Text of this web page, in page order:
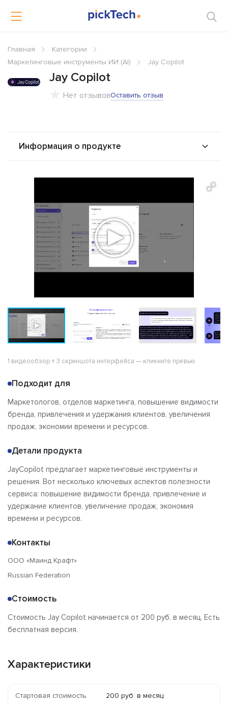
Главная
Категории
Маркетинговые инструменты ИИ (AI)
Jay Copilot
Jay Copilot
Нет отзывовОставить отзыв
Информация о продукте
Альтернативы
Сравнения
Отзывы
1 видеообзор + 3 скриншота интерфейса — кликните превью
Подходит для
Маркетологов, отделов маркетинга, повышение видимости
бренда, привлечения и удержания клиентов, увеличения
продаж, экономии времени и ресурсов.
Детали продукта
JayCopilot предлагает маркетинговые инструменты и
решения. Вот несколько ключевых аспектов полезности
сервиса: повышение видимости бренда, привлечение и
удержание клиентов, увеличение продаж, экономия
времени и ресурсов.
Контакты
ООО «Маинд Крафт»
Russian Federation
Стоимость
Стоимость Jay Copilot начинается от 200 руб. в месяц. Есть
бесплатная версия.
Характеристики
Стартовая стоимость 200 руб. в месяц